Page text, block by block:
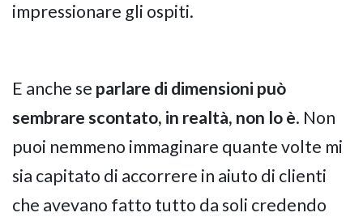
impressionare gli ospiti.
E anche se parlare di dimensioni può
sembrare scontato, in realtà, non lo è. Non
puoi nemmeno immaginare quante volte mi
sia capitato di accorrere in aiuto di clienti
che avevano fatto tutto da soli credendo